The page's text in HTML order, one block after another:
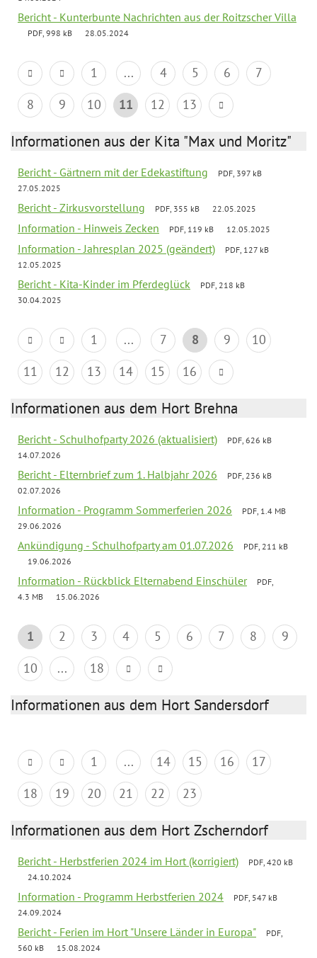
Bericht - Kunterbunte Nachrichten aus der Roitzscher Villa
PDF, 998 kB 28.05.2024
1 ... 4 5 6
7
8
9 10 11 12 13
Informationen aus der Kita "Max und Moritz"
Bericht - Gärtnern mit der Edekastiftung
PDF, 397 kB
27.05.2025
Bericht - Zirkusvorstellung PDF, 355 kB 22.05.2025
Information - Hinweis Zecken PDF, 119 kB 12.05.2025
Information - Jahresplan 2025 (geändert)
PDF, 127 kB
12.05.2025
Bericht - Kita-Kinder im Pferdeglück
PDF, 218 kB
30.04.2025
1 ... 7 8 9
10
11
12 13 14 15 16
Informationen aus dem Hort Brehna
Bericht - Schulhofparty 2026 (aktualisiert)
PDF, 626 kB
14.07.2026
Bericht - Elternbrief zum 1. Halbjahr 2026
PDF, 236 kB
02.07.2026
Information - Programm Sommerferien 2026
PDF, 1.4 MB
29.06.2026
Ankündigung - Schulhofparty am 01.07.2026
PDF, 211 kB
19.06.2026
Information - Rückblick Elternabend Einschüler
PDF,
4.3 MB
15.06.2026
1 2 3 4 5 6 7 8
9
10
... 18
Informationen aus dem Hort Sandersdorf
1 ... 14 15 16
17
18
19 20 21 22 23
Informationen aus dem Hort Zscherndorf
Bericht - Herbstferien 2024 im Hort (korrigiert)
PDF, 420 kB
24.10.2024
Information - Programm Herbstferien 2024
PDF, 547 kB
24.09.2024
Bericht - Ferien im Hort "Unsere Länder in Europa"
PDF,
560 kB
15.08.2024